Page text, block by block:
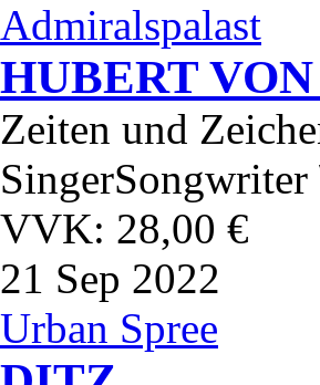
Admiralspalast
HUBERT
Zeiten und
VVK: 28,00 €
21 Sep 2022
Urban Spree